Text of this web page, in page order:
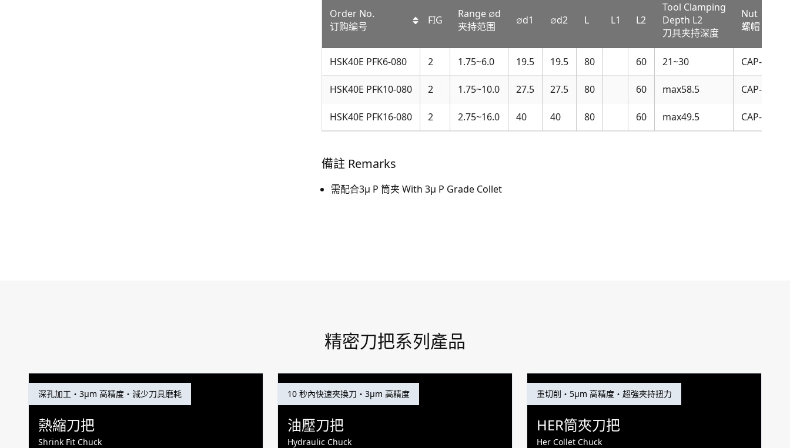
Order No.
订购编号
FIG
Range ∅d
夹持范围
∅d1 ∅d2 L L1 L2
Tool Clamping
Depth L2
刀具夹持深度
Nut
螺帽
HSK40E PFK6-080 2 1.75~6.0 19.5 19.5 80 60 21~30 CAP-PFK6
HSK40E PFK10-080 2 1.75~10.0 27.5 27.5 80 60 max58.5 CAP-PFK10
HSK40E PFK16-080 2 2.75~16.0 40 40 80 60 max49.5 CAP-PFK16
備註 Remarks
需配合3μ P 筒夹 With 3μ P Grade Collet
精密刀把系列產品
深孔加工・3μm 高精度・減少刀具磨耗
熱縮刀把
Shrink Fit Chuck
10 秒內快速夾換刀・3μm 高精度
油壓刀把
Hydraulic Chuck
重切削・5μm 高精度・超強夾持扭力
HER筒夾刀把
Her Collet Chuck